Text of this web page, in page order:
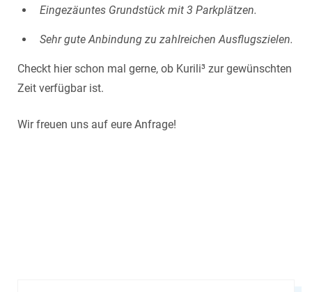
Eingezäuntes Grundstück mit 3 Parkplätzen.
Sehr gute Anbindung zu zahlreichen Ausflugszielen.
Checkt hier schon mal gerne, ob Kurili³ zur gewünschten
Zeit verfügbar ist.
Wir freuen uns auf eure Anfrage!